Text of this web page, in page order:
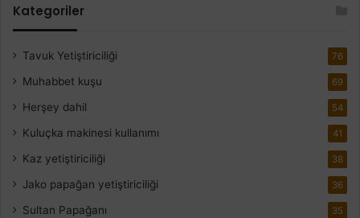
Kategoriler
Tavuk Yetiştiriciliği 76
Muhabbet kuşu 69
Herşey dahil 54
Kuluçka makinesi kullanımı 41
Kaz yetiştiriciliği 38
Jako papağan yetiştiriciliği 36
Sultan Papağanı 35